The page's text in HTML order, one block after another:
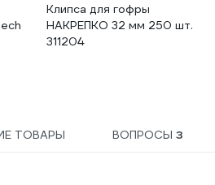
Клипса для гофры
НАКРЕПКО 32 мм 250 шт.
311204
ТОВАРЫ ВОПРОСЫ 3